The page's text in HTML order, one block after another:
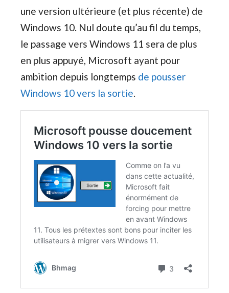
une version ultérieure (et plus récente) de
Windows 10. Nul doute qu’au fil du temps,
le passage vers Windows 11 sera de plus
en plus appuyé, Microsoft ayant pour
ambition depuis longtemps de pousser
Windows 10 vers la sortie.